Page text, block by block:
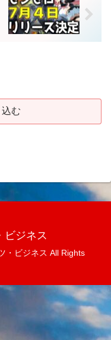
む
ビジネス
・ビジネス All Rights